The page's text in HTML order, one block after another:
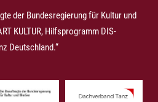
der Bundesregierung für Kultur und
KULTUR, Hilfsprogramm DIS-
Deutschland.“